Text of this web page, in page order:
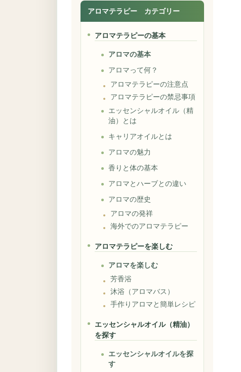
アロマテラピー カテゴリー
アロマテラピーの基本
アロマの基本
アロマって何？
アロマテラピーの注意点
アロマテラピーの禁忌事項
エッセンシャルオイル（精
油）とは
キャリアオイルとは
アロマの魅力
香りと体の基本
アロマとハーブとの違い
アロマの歴史
アロマの発祥
海外でのアロマテラピー
アロマテラピーを楽しむ
アロマを楽しむ
芳香浴
沐浴（アロマバス）
手作りアロマと簡単レシピ
エッセンシャルオイル（精油）
を探す
エッセンシャルオイルを探
す